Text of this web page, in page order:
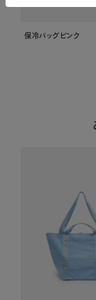
保冷バッグピンク